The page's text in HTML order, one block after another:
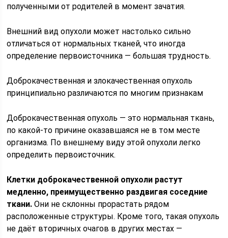
полученными от родителей в момент зачатия.
Внешний вид опухоли может настолько сильно
отличаться от нормальных тканей, что иногда
определение первоисточника — большая трудность.
Доброкачественная и злокачественная опухоль
принципиально различаются по многим признакам
Доброкачественная опухоль — это нормальная ткань,
по какой-то причине оказавшаяся не в том месте
организма. По внешнему виду этой опухоли легко
определить первоисточник.
Клетки доброкачественной опухоли растут
медленно, преимущественно раздвигая соседние
ткани. Они не склонны прорастать рядом
расположенные структуры. Кроме того, такая опухоль
не даёт вторичных очагов в других местах —